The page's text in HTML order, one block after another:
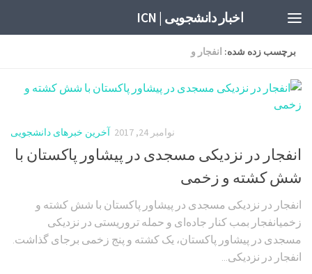
اخبار دانشجویی | ICN
برچسب زده شده: انفجار و
آخرین خبرهای دانشجویی نوامبر 24, 2017
انفجار در نزدیکی مسجدی در پیشاور پاکستان با
شش کشته و زخمی
انفجار در نزدیکی مسجدی در پیشاور پاکستان با شش کشته و
زخمیانفجار بمب کنار جاده‌ای و حمله تروریستی در نزدیکی
مسجدی در پیشاور پاکستان، یک کشته و پنج زخمی برجای گذاشت.
انفجار در نزدیکی...